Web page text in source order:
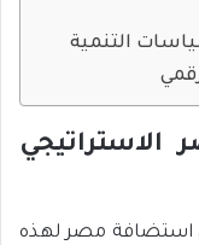
التنمية
الاستراتيجي
استضافة مصر لهذه